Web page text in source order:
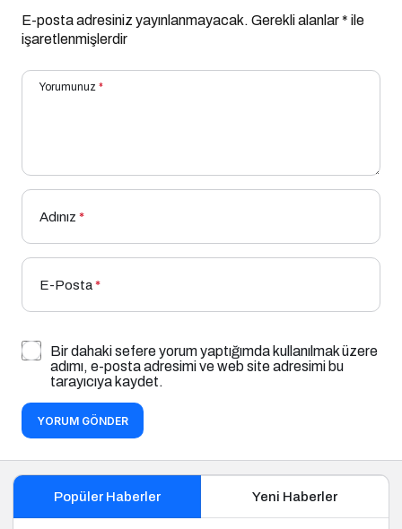
E-posta adresiniz yayınlanmayacak. Gerekli alanlar* ile
işaretlenmişlerdir
Yorumunuz *
Adınız *
E-Posta*
Bir dahaki sefere yorum yaptığımda kullanılmak üzere
adımı, e-posta adresimi ve web site adresimi bu
tarayıcıya kaydet.
YORUM GÖNDER
Popüler Haberler Yeni Haberler